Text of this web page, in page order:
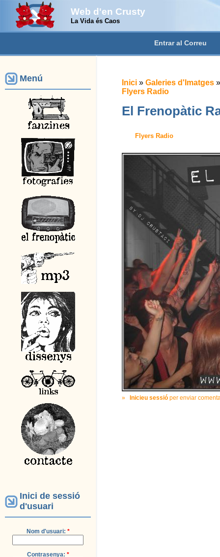
Web d'en Crusty
La Vida és Caos
Entrar al Correu
Menú
Inici de sessió
d'usuari
Nom d'usuari: *
Contrasenya: *
Inici » Galeries d'Imatges
Flyers Radio
El Frenopàtic
Flyers Radio
» Inicieu sessió per enviar